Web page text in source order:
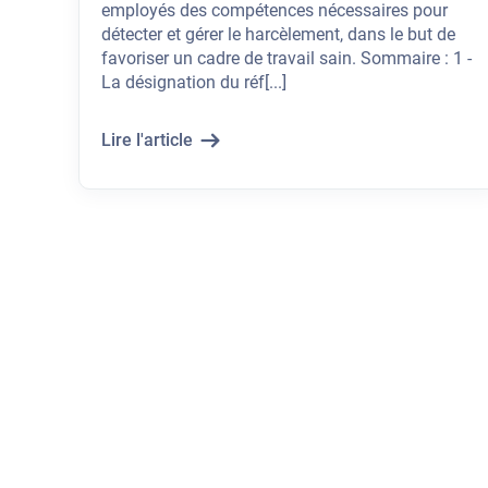
employés des compétences nécessaires pour
détecter et gérer le harcèlement, dans le but de
favoriser un cadre de travail sain. Sommaire : 1 -
La désignation du réf[...]
Lire l'article